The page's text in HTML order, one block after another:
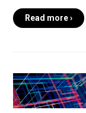
Read more ›